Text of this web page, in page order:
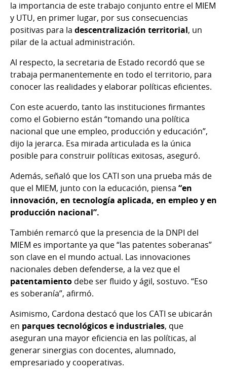
la importancia de este trabajo conjunto entre el MIEM
y UTU, en primer lugar, por sus consecuencias
positivas para la descentralización territorial, un
pilar de la actual administración.
Al respecto, la secretaria de Estado recordó que se
trabaja permanentemente en todo el territorio, para
conocer las realidades y elaborar políticas eficientes.
Con este acuerdo, tanto las instituciones firmantes
como el Gobierno están “tomando una política
nacional que une empleo, producción y educación”,
dijo la jerarca. Esa mirada articulada es la única
posible para construir políticas exitosas, aseguró.
Además, señaló que los CATI son una prueba más de
que el MIEM, junto con la educación, piensa “en
innovación, en tecnología aplicada, en empleo y en
producción nacional”.
También remarcó que la presencia de la DNPI del
MIEM es importante ya que “las patentes soberanas”
son clave en el mundo actual. Las innovaciones
nacionales deben defenderse, a la vez que el
patentamiento debe ser fluido y ágil, sostuvo. “Eso
es soberanía”, afirmó.
Asimismo, Cardona destacó que los CATI se ubicarán
en parques tecnológicos e industriales, que
aseguran una mayor eficiencia en las políticas, al
generar sinergias con docentes, alumnado,
empresariado y cooperativas.